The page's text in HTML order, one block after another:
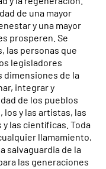
de una mayor
y una mayor
prosperen. Se
las personas que
legisladores
dimensiones de la
integrar y
de los pueblos
y las artistas, las
las científicas. Toda
llamamiento,
salvaguardia de la
las generaciones